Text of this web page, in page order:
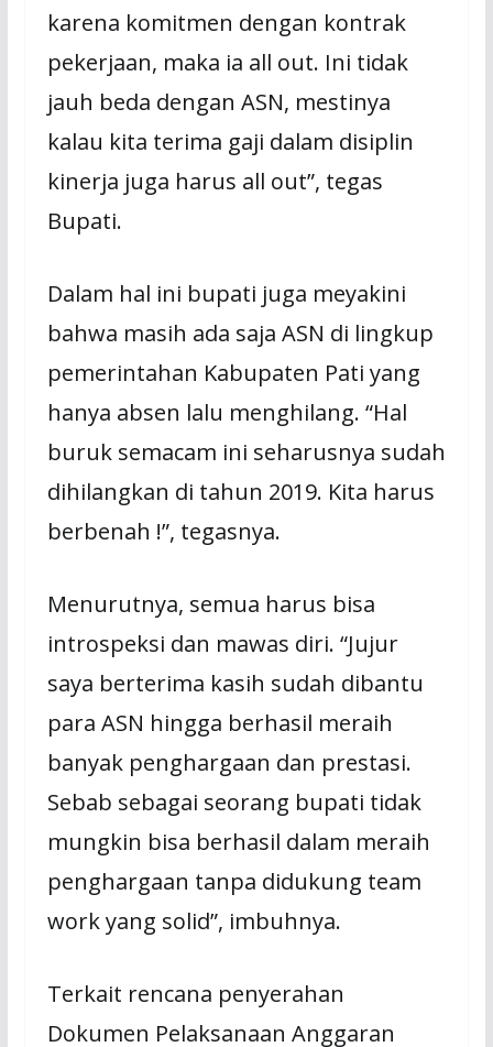
karena komitmen dengan kontrak
pekerjaan, maka ia all out. Ini tidak
jauh beda dengan ASN, mestinya
kalau kita terima gaji dalam disiplin
kinerja juga harus all out”, tegas
Bupati.
Dalam hal ini bupati juga meyakini
bahwa masih ada saja ASN di lingkup
pemerintahan Kabupaten Pati yang
hanya absen lalu menghilang. “Hal
buruk semacam ini seharusnya sudah
dihilangkan di tahun 2019. Kita harus
berbenah !”, tegasnya.
Menurutnya, semua harus bisa
introspeksi dan mawas diri. “Jujur
saya berterima kasih sudah dibantu
para ASN hingga berhasil meraih
banyak penghargaan dan prestasi.
Sebab sebagai seorang bupati tidak
mungkin bisa berhasil dalam meraih
penghargaan tanpa didukung team
work yang solid”, imbuhnya.
Terkait rencana penyerahan
Dokumen Pelaksanaan Anggaran